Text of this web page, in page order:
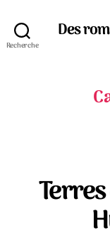
Recherche
Des